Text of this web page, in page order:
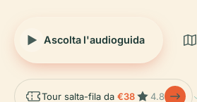
Ascolta l'audioguida
Tour salta-fila da €38 4.8